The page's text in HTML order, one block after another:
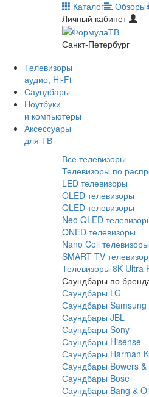
Каталог Обзоры
Личный кабинет
Санкт-Петербург
Телевизоры
аудио, Hi-Fi
Саундбары
Ноутбуки
и компьютеры
Аксессуары
для ТВ
Все телевизоры
Телевизоры по
LED телевизоры
OLED телевизоры
QLED телевизоры
Neo QLED
QNED телевизоры
Nano Cell телевизоры
SMART TV
Телевизоры 8K Ultra
Саундбары по
Саундбары LG
Саундбары Samsung
Саундбары JBL
Саундбары Sony
Саундбары Hisense
Саундбары Harman
Саундбары Bowers &
Саундбары Bose
Саундбары Bang &